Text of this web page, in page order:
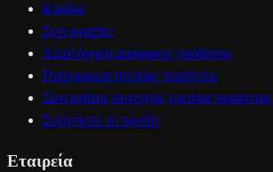
Κλάδοι
Συνεργασίες
Αξιολόγηση απόφασης προϊόντος
Πρόγραμμα ηγεσίας προϊόντος
Συνεργάτης συνεχούς ηγεσίας προϊόντος
Συζητήστε το προϊόν
Εταιρεία